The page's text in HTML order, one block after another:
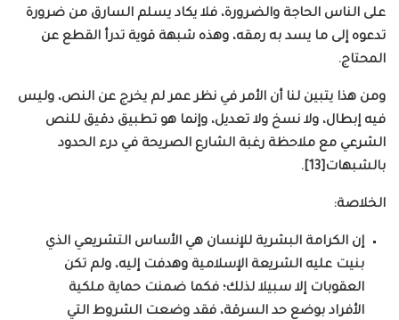
على الناس الحاجة والضرورة، فلا يكاد يسلم السارق من ضرورة
تدعوه إلى ما يسد به رمقه، وهذه شبهة قوية تدرأ القطع عن
المحتاج.
ومن هذا يتبين لنا أن الأمر في نظر عمر لم يخرج عن النص، وليس
فيه إبطال، ولا نسخ ولا تعديل، وإنما هو تطبيق دقيق للنص
الشرعي مع ملاحظة رغبة الشارع الصريحة في درء الحدود
بالشبهات[13].
الخلاصة:
إن الكرامة البشرية للإنسان هي الأساس التشريعي الذي
بنيت عليه الشريعة الإسلامية وهدفت إليه، ولم تكن
العقوبات إلا سبيلا لذلك؛ فكما ضمنت حماية ملكية
الأفراد بوضع حد السرقة، فقد وضعت الشروط التي